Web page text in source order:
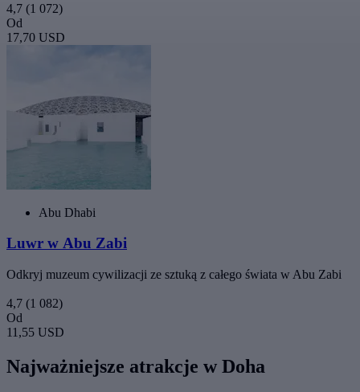
4,7 (1 072)
Od
17,70 USD
Abu Dhabi
Luwr w Abu Zabi
Odkryj muzeum cywilizacji ze sztuką z całego świata w Abu Zabi
4,7 (1 082)
Od
11,55 USD
Najważniejsze atrakcje w Doha